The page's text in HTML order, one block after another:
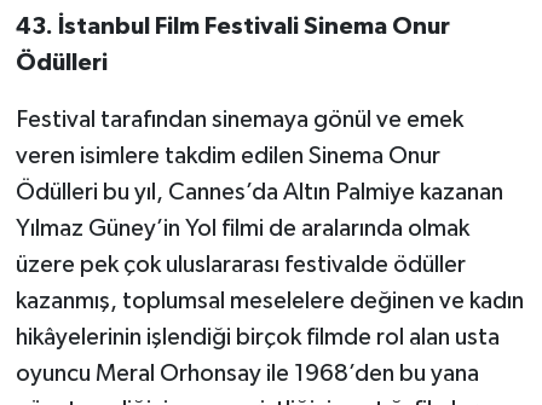
43. İstanbul Film Festivali Sinema Onur
Ödülleri
Festival tarafından sinemaya gönül ve emek
veren isimlere takdim edilen Sinema Onur
Ödülleri bu yıl, Cannes’da Altın Palmiye kazanan
Yılmaz Güney’in Yol filmi de aralarında olmak
üzere pek çok uluslararası festivalde ödüller
kazanmış, toplumsal meselelere değinen ve kadın
hikâyelerinin işlendiği birçok filmde rol alan usta
oyuncu Meral Orhonsay ile 1968’den bu yana